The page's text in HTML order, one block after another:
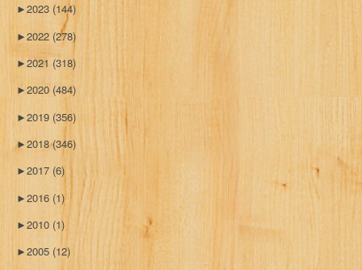
►2023 (144)
►2022 (278)
►2021 (318)
►2020 (484)
►2019 (356)
►2018(346)
►2017 (6)
►2016 (1)
►2010 (1)
►2005 (12)